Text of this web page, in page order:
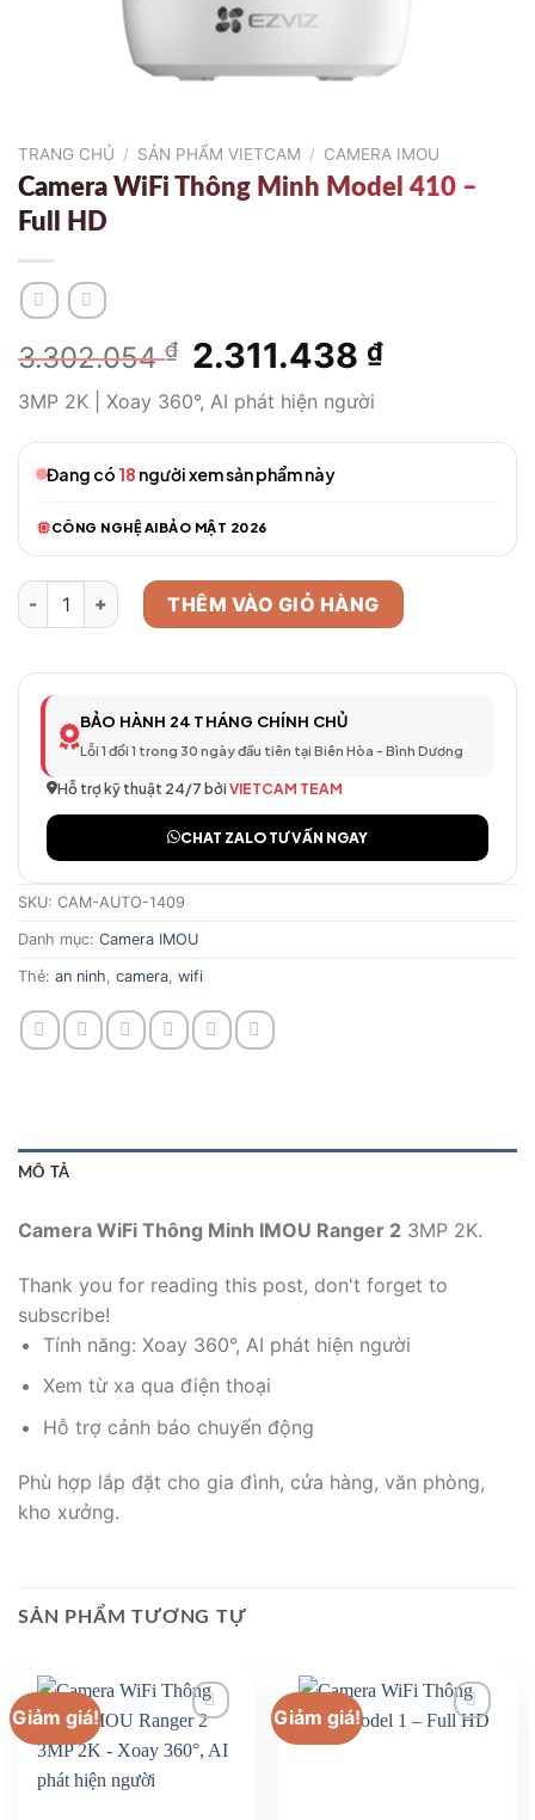
TRANG CHỦ / SẢN PHẨM VIETCAM / CAMERA IMOU
Camera WiFi Thông Minh Model 410 –
Full HD
3.302.054₫
Giá
gốc
là:
3.302.054 ₫.
2.311.438 ₫Giá
là:
3MP 2K | Xoay 360°, AI phát hiện người
Đang có 18 người xem sản phẩm này
CÔNG NGHỆ AIBẢO MẬT 2026
Camera WiFi Thông Minh Model 410 – Full HD số lượng
THÊM VÀO GIỎ HÀNG
BẢO HÀNH 24 THÁNG CHÍNH CHỦ
Lỗi 1 đổi 1 trong 30 ngày đầu tiên tại Biên Hòa - Bình Dương
Hỗ trợ kỹ thuật 24/7 bởi VIETCAM TEAM
CHAT ZALO TƯ VẤN NGAY
SKU: CAM-AUTO-1409
Danh mục: Camera IMOU
Thẻ: an ninh camera wifi
MÔ TẢ
Camera WiFi Thông Minh IMOU Ranger 2 3MP 2K.
Thank you for reading this post, don't forget to
subscribe!
Tính năng: Xoay 360°, AI phát hiện người
Xem từ xa qua điện thoại
Hỗ trợ cảnh báo chuyển động
Phù hợp lắp đặt cho gia đình, cửa hàng, văn phòng,
kho xưởng.
SẢN PHẨM TƯƠNG TỰ
Giảm giá! Giảm giá!